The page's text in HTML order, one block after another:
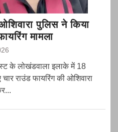
पुलिस ने किया
मामला
के लोखंडवाला इलाके में 18
राउंड फायरिंग की ओशिवारा